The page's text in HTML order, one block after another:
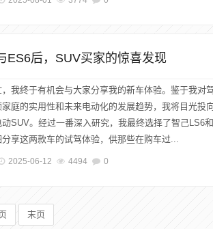
ES6后，SUV买家的惊喜发现
我终于有机会与大家分享我的新车体验。鉴于我对
庭的实用性和未来电动化的发展趋势，我将目光投
SUV。经过一番深入研究，我最终选择了智己LS6
享这两款车的试驾体验，供那些在购车过...
2025-06-12 4494 0
末页